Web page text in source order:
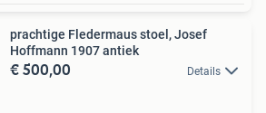
prachtige Fledermaus stoel, Josef
Hoffmann 1907 antiek
€ 500,00 Details